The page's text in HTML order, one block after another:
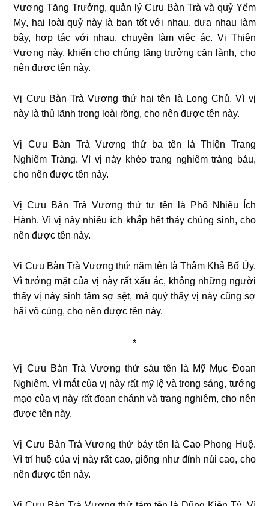
Vương Tăng Trưởng, quản lý Cưu Bàn Trà và quỷ Yểm
Mỵ, hai loài quỷ này là bạn tốt với nhau, dựa nhau làm
bậy, hợp tác với nhau, chuyên làm việc ác. Vị Thiên
Vương này, khiến cho chúng tăng trưởng căn lành, cho
nên được tên này.
Vị Cưu Bàn Trà Vương thứ hai tên là Long Chủ. Vì vị
này là thủ lãnh trong loài rồng, cho nên được tên này.
Vị Cưu Bàn Trà Vương thứ ba tên là Thiện Trang
Nghiêm Tràng. Vì vị này khéo trang nghiêm tràng báu,
cho nên được tên này.
Vị Cưu Bàn Trà Vương thứ tư tên là Phổ Nhiêu Ích
Hành. Vì vị này nhiêu ích khắp hết thảy chúng sinh, cho
nên được tên này.
Vị Cưu Bàn Trà Vương thứ năm tên là Thâm Khả Bố Úy.
Vì tướng mặt của vị này rất xấu ác, không những người
thấy vị này sinh tâm sợ sệt, mà quỷ thấy vị này cũng sợ
hãi vô cùng, cho nên được tên này.
*
Vị Cưu Bàn Trà Vương thứ sáu tên là Mỹ Mục Ðoan
Nghiêm. Vì mắt của vị này rất mỹ lệ và trong sáng, tướng
mạo của vị này rất đoan chánh và trang nghiêm, cho nên
được tên này.
Vị Cưu Bàn Trà Vương thứ bảy tên là Cao Phong Huệ.
Vì trí huệ của vị này rất cao, giống như đỉnh núi cao, cho
nên được tên này.